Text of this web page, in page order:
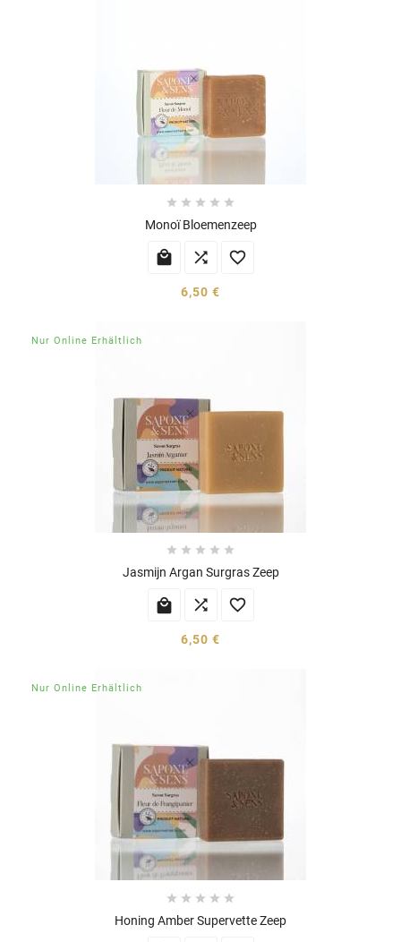
    
Monoï Bloemenzeep
  
6,50 €
Nur Online Erhältlich
    
Jasmijn Argan Surgras Zeep
  
6,50 €
Nur Online Erhältlich
    
Honing Amber Supervette Zeep